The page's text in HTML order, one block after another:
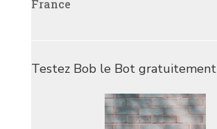
France
Testez Bob le Bot gratuitement